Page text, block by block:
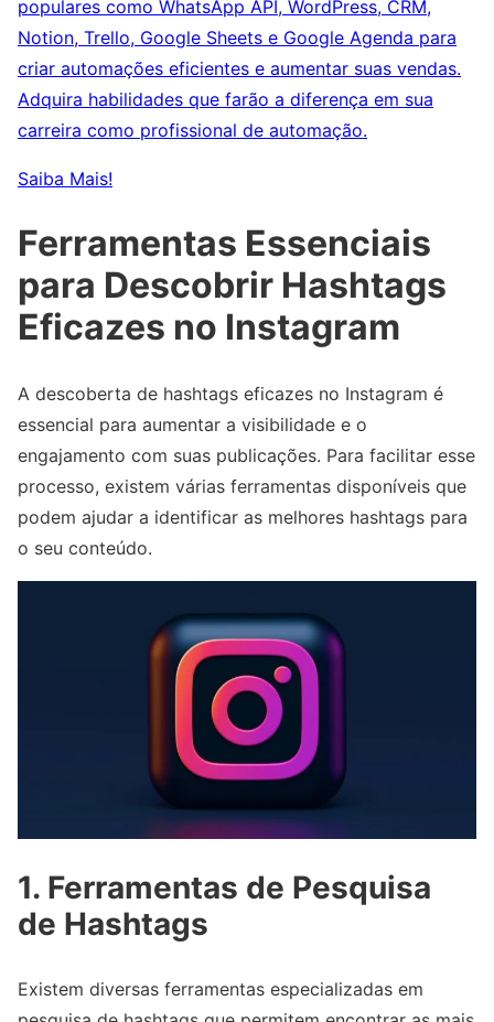
populares como WhatsApp API, WordPress, CRM,
Notion, Trello, Google Sheets e Google Agenda para
criar automações eficientes e aumentar suas vendas.
Adquira habilidades que farão a diferença em sua
carreira como profissional de automação.
Saiba Mais!
Ferramentas Essenciais
para Descobrir Hashtags
Eficazes no Instagram
A descoberta de hashtags eficazes no Instagram é
essencial para aumentar a visibilidade e o
engajamento com suas publicações. Para facilitar esse
processo, existem várias ferramentas disponíveis que
podem ajudar a identificar as melhores hashtags para
o seu conteúdo.
1. Ferramentas de Pesquisa
de Hashtags
Existem diversas ferramentas especializadas em